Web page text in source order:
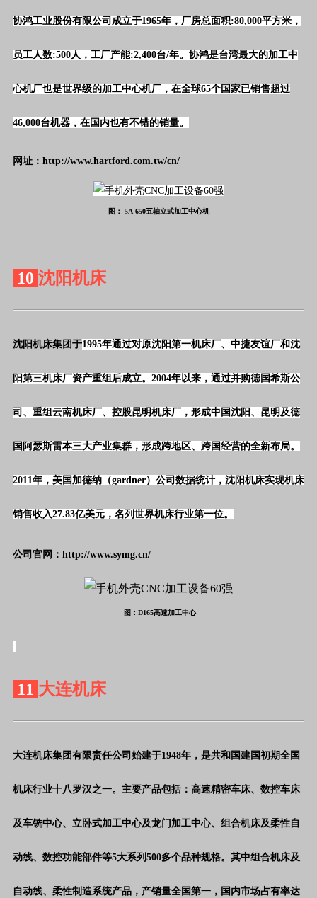
协鸿工业股份有限公司成立于1965年，厂房总面积:80,000平方米，
员工人数:500 人，工厂产能:2,400台/年。协鸿是台湾最大的加工中
心机厂也是世界级的加工中心机厂，在全球65个国家已销售超过
46,000台机器，在国内也有不错的销量。
网址：http://www.hartford.com.tw/cn/
图： 5A-650五轴立式加工中心机
10 沈阳机床
沈阳机床集团于1995年通过对原沈阳第一机床厂、中捷友谊厂和沈
阳第三机床厂资产重组后成立。2004年以来，通过并购德国希斯公
司、重组云南机床厂、控股昆明机床厂，形成中国沈阳、昆明及德
国阿瑟斯雷本三大产业集群，形成跨地区、跨国经营的全新布局。
2011年，美国加德纳（gardner）公司数据统计，沈阳机床实现机床
销售收入27.83亿美元，名列世界机床行业第一位。
公司官网：http://www.symg.cn/
图：D165高速加工中心
11 大连机床
大连机床集团有限责任公司始建于1948年，是共和国建国初期全国
机床行业十八罗汉之一。主要产品包括：高速精密车床、数控车床
及车铣中心、立卧式加工中心及龙门加工中心、组合机床及柔性自
动线、数控功能部件等5大系列500多个品种规格。 其中组合机床及
自动线、柔性制造系统产品，产销量全国第一，国内市场占有率达